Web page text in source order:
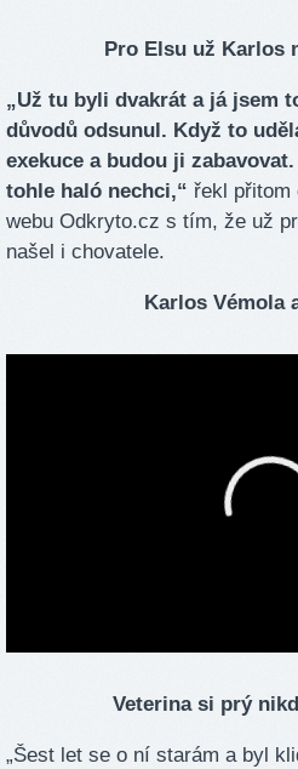
Pro Elsu už Karlos
„Už tu byli dvakrát a já jsem
důvodů odsunul. Když to
exekuce a budou ji
tohle haló nechci,“ řekl přitom
webu Odkryto.cz s tím, že už
našel i chovatele.
Karlos Vémola
Veterina si prý
„Šest let se o ní starám a byl